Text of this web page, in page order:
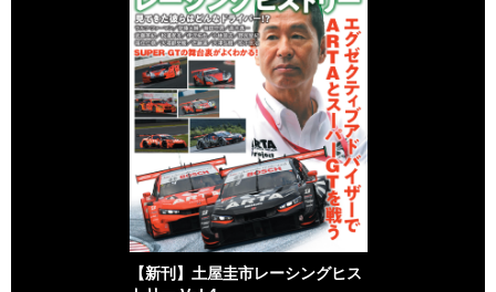
【新刊】土屋圭市レーシングヒス